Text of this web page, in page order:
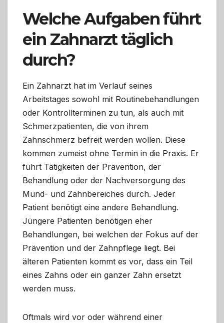
Welche Aufgaben führt
ein Zahnarzt täglich
durch?
Ein Zahnarzt hat im Verlauf seines
Arbeitstages sowohl mit Routinebehandlungen
oder Kontrollterminen zu tun, als auch mit
Schmerzpatienten, die von ihrem
Zahnschmerz befreit werden wollen. Diese
kommen zumeist ohne Termin in die Praxis. Er
führt Tätigkeiten der Prävention, der
Behandlung oder der Nachversorgung des
Mund- und Zahnbereiches durch. Jeder
Patient benötigt eine andere Behandlung.
Jüngere Patienten benötigen eher
Behandlungen, bei welchen der Fokus auf der
Prävention und der Zahnpflege liegt. Bei
älteren Patienten kommt es vor, dass ein Teil
eines Zahns oder ein ganzer Zahn ersetzt
werden muss.
Oftmals wird vor oder während einer